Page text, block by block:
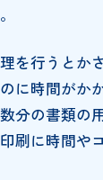
を行うとか
に時間がか
分の書類の
刷に時間や